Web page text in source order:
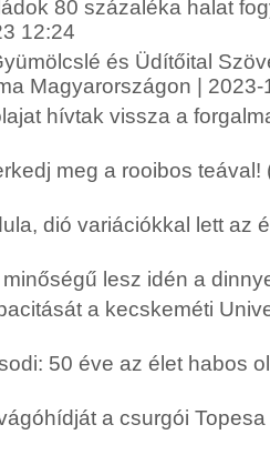
80 százaléka halat
12:24
és Üdítőital
Magyarországon | 2023-
hívtak vissza a
meg a rooibos teával!
dió variációkkal lett az
lesz idén a
a kecskeméti
50 éve az élet habos
a csurgói